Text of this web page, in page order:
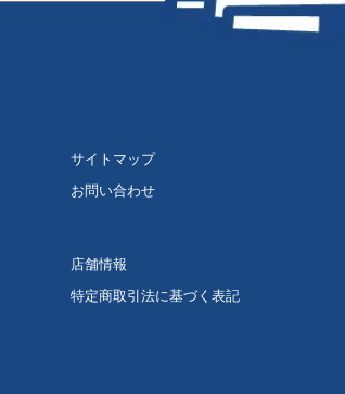
サイトマップ
お問い合わせ
店舗情報
特定商取引法に基づく表記